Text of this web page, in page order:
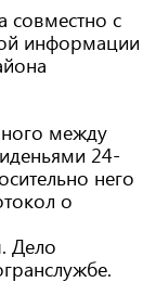
совместно с
информации
между
24-
него
о
Дело